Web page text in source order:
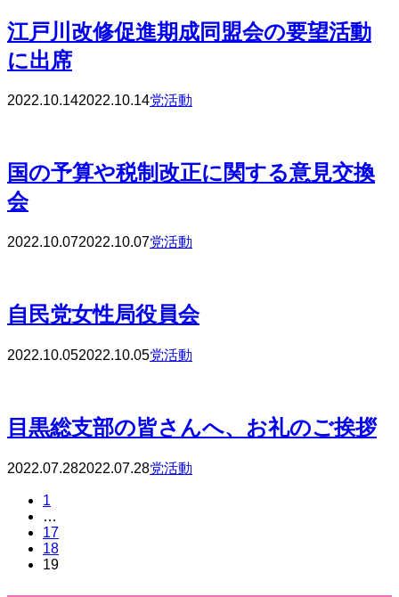
江戸川改修促進期成同盟会の要望活動
に出席
2022.10.142022.10.14党活動
国の予算や税制改正に関する意見交換
会
2022.10.072022.10.07党活動
自民党女性局役員会
2022.10.052022.10.05党活動
目黒総支部の皆さんへ、お礼のご挨拶
2022.07.282022.07.28党活動
1
…
17
18
19